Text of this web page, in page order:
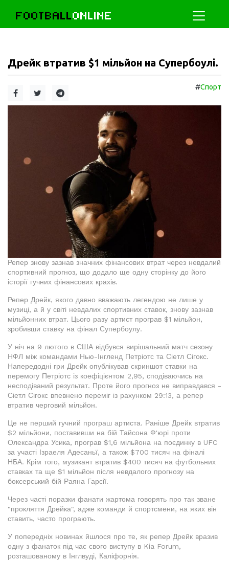
FOOTBALLONLINE
Дрейк втратив $1 мільйон на Супербоулі.
#Спорт
Репер знову зазнав значних фінансових втрат через невдалий
спортивний прогноз, що додало ще одну сторінку до його
історії гучних фінансових крахів.
Репер Дрейк, якого давно вважають легендою не лише у
музиці, а й у світі невдалих спортивних ставок, знову зазнав
мільйонних втрат. Цього разу артист програв $1 мільйон,
зробивши ставку на фінал Супербоулу.
У ніч на 9 лютого в США відбувся вирішальний матч сезону
НФЛ між командами Нью-Інгленд Петріотс та Сіетл Сігокс.
Напередодні гри Дрейк опублікував скриншот ставки на
перемогу Петріотс із коефіцієнтом 2,95, сподіваючись на
несподіваний результат. Проте його прогноз не виправдався -
Сіетл Сігокс впевнено переміг із рахунком 29:13, а репер
втратив черговий мільйон.
Це не перший гучний програш артиста. Раніше Дрейк втратив
$2 мільйони, поставивши на бій Тайсона Ф'юрі проти
Олександра Усика, програв $1,6 мільйона на поєдинку в UFC
за участі Ізраеля Адесаньї, а також $700 тисяч на фіналі
НБА. Крім того, музикант втратив $400 тисяч на футбольних
ставках та ще $1 мільйон після невдалого прогнозу на
боксерський бій Раяна Гарсії.
Через часті поразки фанати жартома говорять про так зване
"прокляття Дрейка", адже команди й спортсмени, на яких він
ставить, часто програють.
У попередніх новинах йшлося про те, як репер Дрейк вразив
одну з фанаток під час свого виступу в Kia Forum,
розташованому в Інглвуді, Каліфорнія.